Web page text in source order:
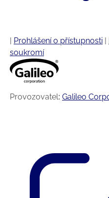
| Prohlášení o přístupnosti |
soukromí
Provozovatel: Galileo